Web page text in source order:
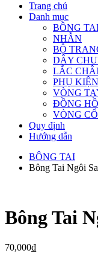
Trang chủ
Danh mục
BÔNG
NHẪN
BỘ
DÂY
LẮC
PHỤ
VÒNG
ĐỒNG HỒ
VÒNG CỔ
Quy định
Hướng dẫn
BÔNG TAI
Bông Tai Ngôi
Bông Tai
70,000₫